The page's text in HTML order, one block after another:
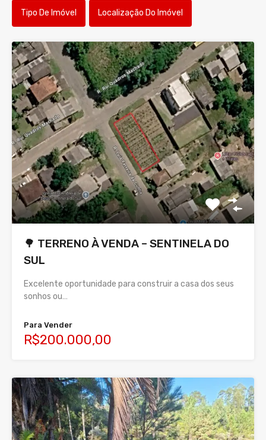
Tipo De Imóvel Localização Do Imóvel
🌳 TERRENO À VENDA – SENTINELA DO
SUL
Excelente oportunidade para construir a casa dos seus
sonhos ou…
Para Vender
R$200.000,00